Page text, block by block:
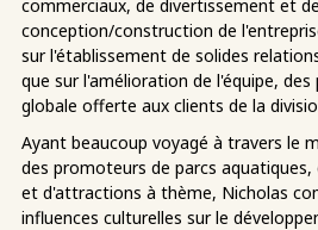
commerciaux, de divertissement et de
conception/construction de
sur l'établissement de solides
que sur l'amélioration de l'équipe,
globale offerte aux clients de la
Ayant beaucoup voyagé à travers le
des promoteurs de parcs
et d'attractions à thème, Nicholas
influences culturelles sur le